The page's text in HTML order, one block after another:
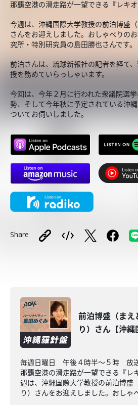
那覇空港の滑走路が一望できる『レキオ
今週は、沖縄国際大学教授の前泊博盛（
さんをお迎えしました。おしゃべりの
究所・特別研究員の島田勝也さんです。
前泊さんは、琉球新報社の記者を経て
授を務めていらっしゃいます。
今回は、今年２月に行われた衆議院選
勢、そして今年秋に予定されている沖
ついてお伺いしました。
Share
前泊博盛（まえ
り）さん【沖縄
毎週日曜日 午後４時半～５時 放
那覇空港の滑走路が一望できる『レ
週は、沖縄国際大学教授の前泊博盛
り）さんをお迎えしました。おしゃ